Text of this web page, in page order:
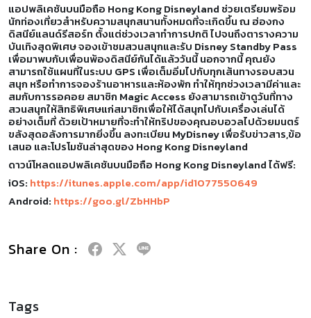
แอปพลิเคชันบนมือถือ Hong Kong Disneyland ช่วยเตรียมพร้อม
นักท่องเที่ยวสำหรับความสนุกสนานทั้งหมดที่จะเกิดขึ้น ณ ฮ่องกง
ดิสนีย์แลนด์รีสอร์ท ตั้งแต่ช่วงเวลาทำการปกติ ไปจนถึงตารางความ
บันเทิงสุดพิเศษ จองเข้าชมสวนสนุกและรับ Disney Standby Pass
เพื่อมาพบกับเพื่อนพ้องดิสนีย์กันได้แล้ววันนี้ นอกจากนี้ คุณยัง
สามารถใช้แผนที่ในระบบ GPS เพื่อเต็มอิ่มไปกับทุกเส้นทางรอบสวน
สนุก หรือทำการจองร้านอาหารและห้องพัก ทำให้ทุกช่วงเวลามีค่าและ
สมกับการรอคอย สมาชิก Magic Access ยังสามารถเข้าดูวันที่ทาง
สวนสนุกให้สิทธิพิเศษแก่สมาชิกเพื่อให้ได้สนุกไปกับเครื่องเล่นได้
อย่างเต็มที่ ด้วยเป้าหมายที่จะทำให้ทริปของคุณอบอวลไปด้วยมนตร์
ขลังสุดอลังการมากยิ่งขึ้น ลงทะเบียน MyDisney เพื่อรับข่าวสาร,ข้อ
เสนอ และโปรโมชันล่าสุดของ Hong Kong Disneyland
ดาวน์โหลดแอปพลิเคชันบนมือถือ Hong Kong Disneyland ได้ฟรี:
iOS: https://itunes.apple.com/app/id1077550649
Android: https://goo.gl/ZbHHbP
Share On :
Tags